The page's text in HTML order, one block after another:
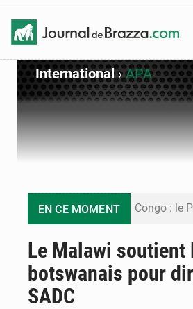
International›APA
EN CE MOMENT
Le Malawi soutient
botswanais pour
SADC